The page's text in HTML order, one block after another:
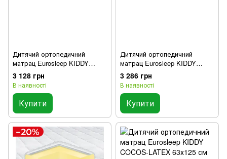
Дитячий ортопедичний
матрац Eurosleep KIDDY
COMFORT 63х125 см
3 128 грн
В наявності
Купити
Дитячий ортопедичний
матрац Eurosleep KIDDY
COCOS 63х125 см
3 286 грн
В наявності
Купити